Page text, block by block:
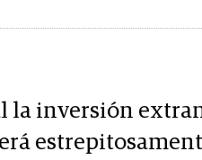
la inversión